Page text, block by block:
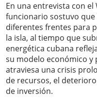
En una entrevista con el
funcionario sostuvo
diferentes frentes para
la isla, al tiempo que
energética cubana
su modelo económico y
atraviesa una crisis
de recursos, el
de inversión.